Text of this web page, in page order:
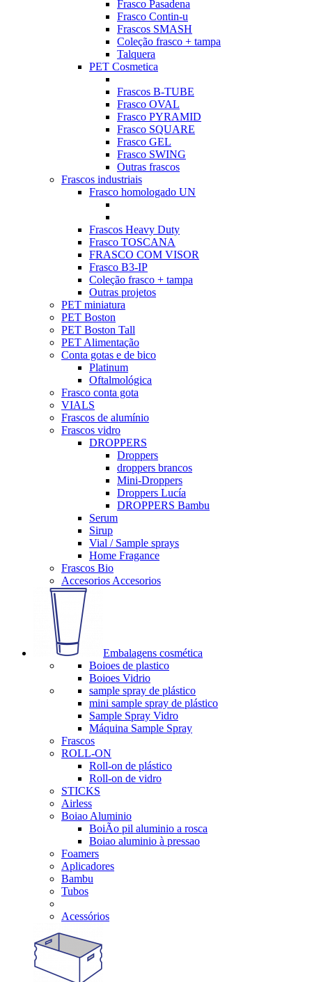
Frasco Pasadena
Frasco Contin-u
Frascos SMASH
Coleção frasco + tampa
Talquera
PET Cosmetica
Frascos B-TUBE
Frasco OVAL
Frasco PYRAMID
Frasco SQUARE
Frasco GEL
Frasco SWING
Outras frascos
Frascos industriais
Frasco homologado UN
Frascos Heavy Duty
Frasco TOSCANA
FRASCO COM VISOR
Frasco B3-IP
Coleção frasco + tampa
Outras projetos
PET miniatura
PET Boston
PET Boston Tall
PET Alimentação
Conta gotas e de bico
Platinum
Oftalmológica
Frasco conta gota
VIALS
Frascos de alumínio
Frascos vidro
DROPPERS
Droppers
droppers brancos
Mini-Droppers
Droppers Lucía
DROPPERS Bambu
Serum
Sirup
Vial / Sample sprays
Home Fragance
Frascos Bio
Accesorios Accesorios
Embalagens cosmética
Boioes de plastico
Boioes Vidrio
sample spray de plástico
mini sample spray de plástico
Sample Spray Vidro
Máquina Sample Spray
Frascos
ROLL-ON
Roll-on de plástico
Roll-on de vidro
STICKS
Airless
Boiao Aluminio
BoiÃo pil aluminio a rosca
Boiao aluminio à pressao
Foamers
Aplicadores
Bambu
Tubos
Acessórios